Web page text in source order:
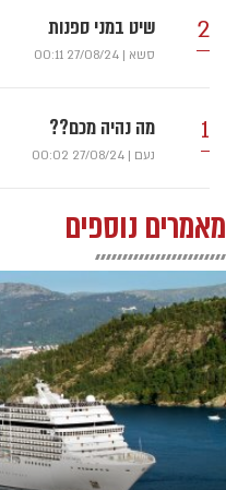
2 שיט במני ספנות
סשא |
27/08/24 00:11
1 מה נהיה מכם??
נעם |
27/08/24 00:02
מאמרים נוספים